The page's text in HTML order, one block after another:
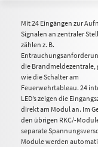
Mit 24 Eingängen zur
Signalen an zentraler
zählen z. B.
die Brandmeldezentrale,
wie die Schalter am
Feuerwehrtableau. 24
LED’s zeigen die
direkt am Modul an. Im
den übrigen RKC/-
separate
Module werden